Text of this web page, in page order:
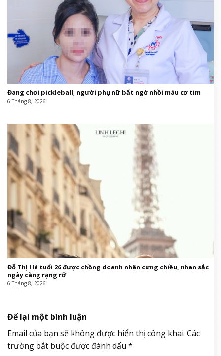
Đang chơi pickleball, người phụ nữ bất ngờ nhồi máu cơ tim
6 Tháng 8, 2026
Đỗ Thị Hà tuổi 26 được chồng doanh nhân cưng chiều, nhan sắc
ngày càng rạng rỡ
6 Tháng 8, 2026
Để lại một bình luận
Email của bạn sẽ không được hiển thị công khai. Các
trường bắt buộc được đánh dấu *